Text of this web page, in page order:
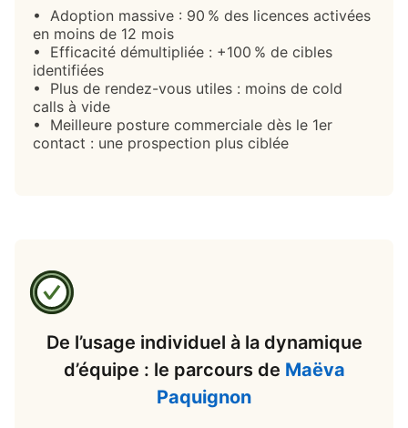
• Adoption massive : 90 % des licences activées
en moins de 12 mois
• Efficacité démultipliée : +100 % de cibles
identifiées
• Plus de rendez-vous utiles : moins de cold
calls à vide
• Meilleure posture commerciale dès le 1er
contact : une prospection plus ciblée
De l’usage individuel à la dynamique
d’équipe : le parcours de Maëva
Paquignon